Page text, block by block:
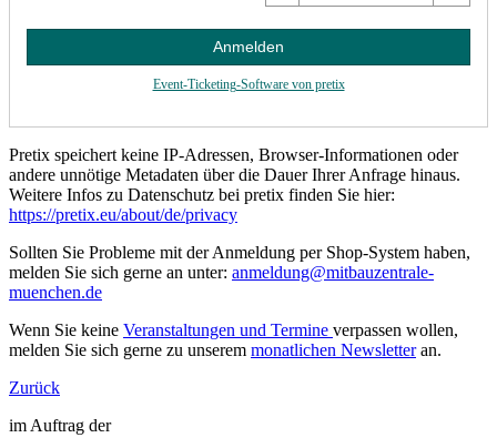
Anmelden
Event-Ticketing-Software von pretix
Pretix speichert keine IP-Adressen, Browser-Informationen oder
andere unnötige Metadaten über die Dauer Ihrer Anfrage hinaus.
Weitere Infos zu Datenschutz bei pretix finden Sie hier:
https://pretix.eu/about/de/privacy
Sollten Sie Probleme mit der Anmeldung per Shop-System haben,
melden Sie sich gerne an unter: anmeldung@mitbauzentrale-
muenchen.de
Wenn Sie keine Veranstaltungen und Termine verpassen wollen,
melden Sie sich gerne zu unserem monatlichen Newsletteran.
Zurück
im Auftrag der